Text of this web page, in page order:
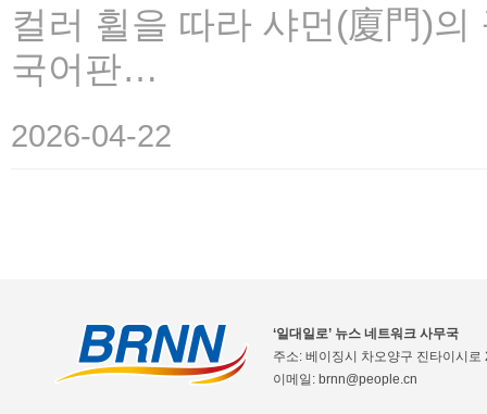
컬러 휠을 따라 샤먼(廈門)
국어판…
2026-04-22
‘일대일로’ 뉴스 네트워크 사무국
주소: 베이징시 차오양구 진타이시
이메일: brnn@people.cn